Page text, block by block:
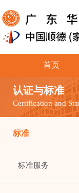
首页
认证与标准
Certification and
标准
标准服务